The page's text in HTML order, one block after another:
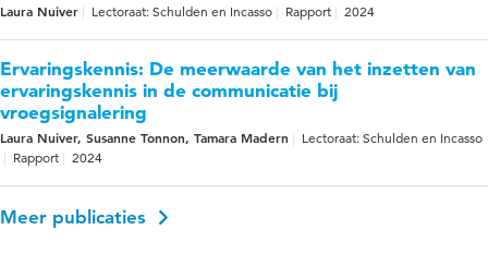
Laura Nuiver
Lectoraat: Schulden en Incasso Rapport 2024
Ervaringskennis: De meerwaarde van het inzetten van
ervaringskennis in de communicatie bij
vroegsignalering
Laura Nuiver, Susanne Tonnon, Tamara Madern
Lectoraat: Schulden en Incasso
Rapport
2024
Meer publicaties